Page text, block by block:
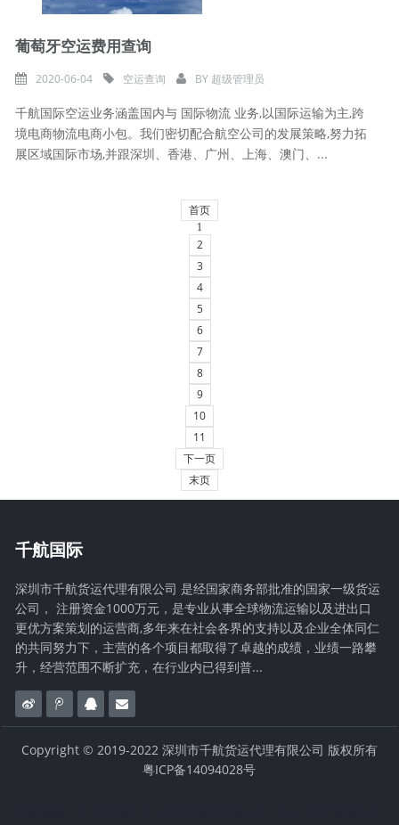
葡萄牙空运费用查询
2020-06-04 空运查询 BY 超级管理员
千航国际空运业务涵盖国内与 国际物流 业务,以国际运输为主,跨
境电商物流电商小包。我们密切配合航空公司的发展策略,努力拓
展区域国际市场,并跟深圳、香港、广州、上海、澳门、...
首页
1
2
3
4
5
6
7
8
9
10
11
下一页
末页
千航国际
深圳市千航货运代理有限公司 是经国家商务部批准的国家一级货运
公司， 注册资金1000万元，是专业从事全球物流运输以及进出口
更优方案策划的运营商,多年来在社会各界的支持以及企业全体同仁
的共同努力下，主营的各个项目都取得了卓越的成绩，业绩一路攀
升，经营范围不断扩充，在行业内已得到普...
Copyright © 2019-2022 深圳市千航货运代理有限公司 版权所有
粤ICP备14094028号